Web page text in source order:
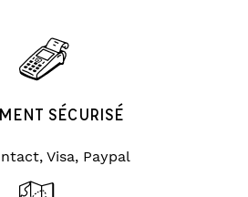
SÉCURISÉ
Visa, Paypal